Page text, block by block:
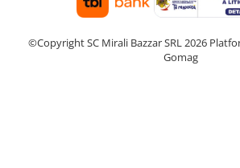
©Copyright SC Mirali Bazzar SRL 2026
Gomag